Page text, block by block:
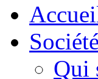
Société
Qui